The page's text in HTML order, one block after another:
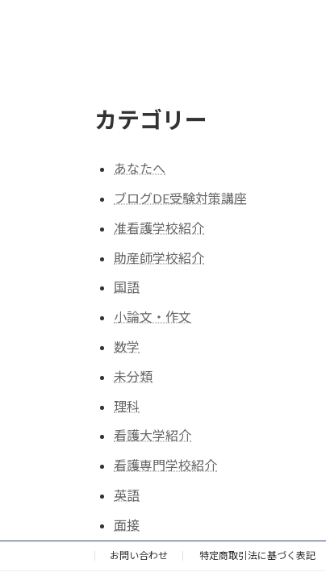
ー
ジ
送
り
カテゴリー
あなたへ
ブログDE受験対策講座
准看護学校紹介
助産師学校紹介
国語
小論文・作文
数学
未分類
理科
看護大学紹介
看護専門学校紹介
英語
面接
お問い合わせ 特定商取引法に基づく表記